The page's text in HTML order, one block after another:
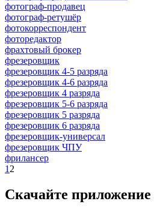
фотограф-продавец
фотограф-ретушёр
фотокорреспондент
фоторедактор
фрахтовый брокер
фрезеровщик
фрезеровщик 4-5 разряда
фрезеровщик 4-6 разряда
фрезеровщик 4 разряда
фрезеровщик 5-6 разряда
фрезеровщик 5 разряда
фрезеровщик 6 разряда
фрезеровщик-универсал
фрезеровщик ЧПУ
фрилансер
1 2
Скачайте приложение